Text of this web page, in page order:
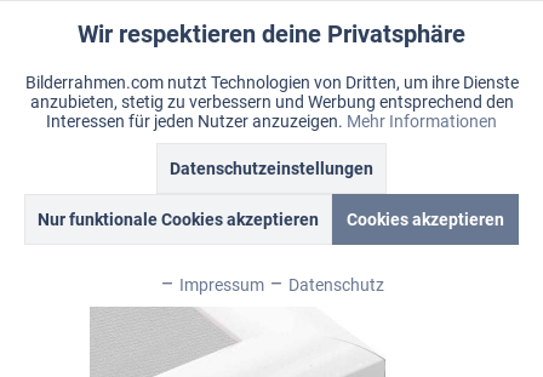
Warenkorb
Merkzettel Mein Konto
Menü
Highgloss
Funktionale Aktiv
Marketing Inaktiv
Inaktiv
Wir respektieren deine Privatsphäre
Bilderrahmen.com nutzt Technologien von Dritten, um ihre Dienste
anzubieten, stetig zu verbessern und Werbung entsprechend den
Interessen für jeden Nutzer anzuzeigen. Mehr Informationen
Datenschutzeinstellungen
Nur funktionale Cookies akzeptieren Cookies akzeptieren
Impressum Datenschutz